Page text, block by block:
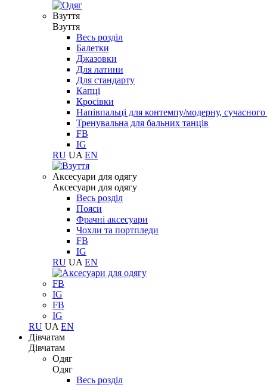
Взуття
Взуття
Весь розділ
Балетки
Джазовки
Для латини
Для стандарту
Капці
Кросівки
Напівпальці для контемпу/модерну,
Тренувальна для бальних танців
FB
IG
RU UA EN
Aксесуари для одягу
Aксесуари для одягу
Весь розділ
Пояси
Фрачні аксесуари
Чохли та портпледи
FB
IG
RU UA EN
FB
IG
FB
IG
RU UA EN
Дівчатам
Дівчатам
Одяг
Одяг
Весь розділ